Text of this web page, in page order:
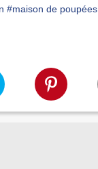
#maison de poupées